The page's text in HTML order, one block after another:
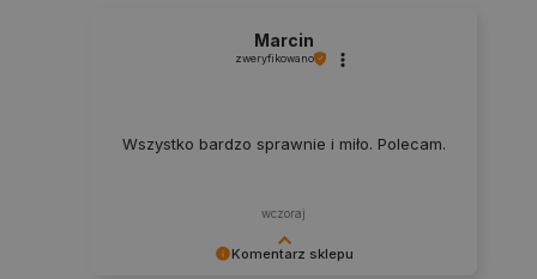
Komentarz sklepu
Marcin
zweryfikowano
Wszystko bardzo sprawnie i miło. Polecam.
wczoraj
Polityce prywatności Google